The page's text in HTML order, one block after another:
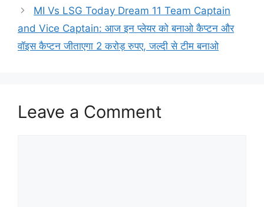
MI Vs LSG Today Dream 11 Team Captain
and Vice Captain: आज इन प्लेयर को बनाओ कैप्टन और
वॉइस कैप्टन जीताएगा 2 करोड़ रुपए, जल्दी से टीम बनाओ
Leave a Comment